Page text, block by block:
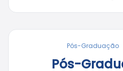
Pós-Graduação
Pós-